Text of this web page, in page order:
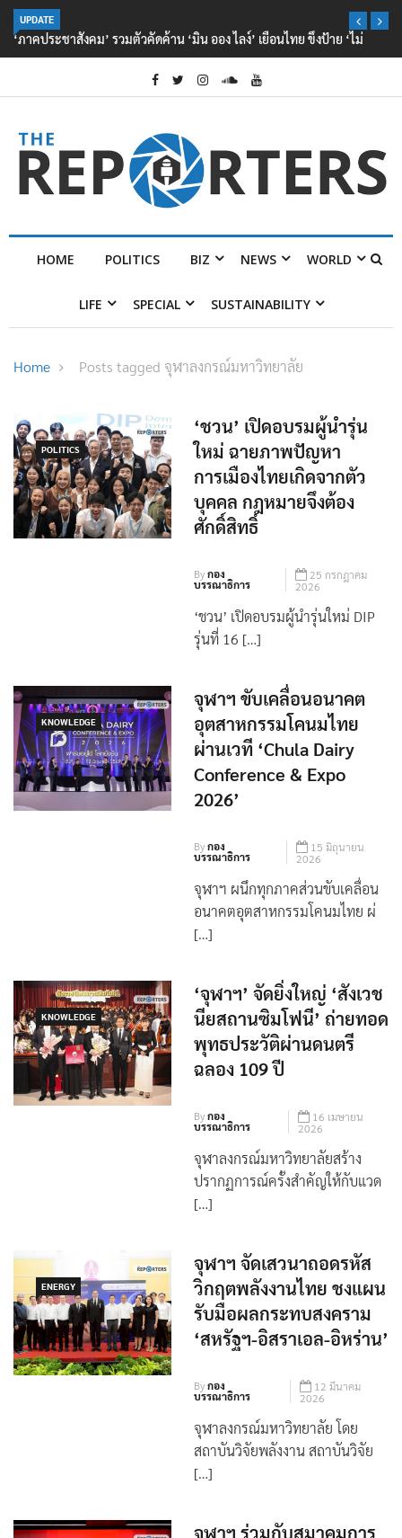
UPDATE
‘ภาคประชาสังคม’ รวมตัวคัดค้าน ‘มิน ออง ไลง์’ เยือนไทย ขึงป้าย ‘ไม่
ต้อนรับอาชญากร’
POLITICS
‘ชวน’ เปิดอบรมผู้นำรุ่น
ใหม่ ฉายภาพปัญหา
การเมืองไทยเกิดจากตัว
บุคคล กฎหมายจึงต้อง
Byกอง
25 กรกฎาคม
2026
‘ชวน’ เปิดอบรมผู้นำรุ่นใหม่ DIP
KNOWLEDGE
จุฬาฯ ขับเคลื่อนอนาคต
อุตสาหกรรมโคนมไทย
ผ่านเวที ‘Chula Dairy
Conference & Expo
Byกอง
15 มิถุนายน
2026
จุฬาฯ ผนึกทุกภาคส่วนขับเคลื่อน
อนาคตอุตสาหกรรมโคนมไทย ผ่
KNOWLEDGE
‘จุฬาฯ’ จัดยิ่งใหญ่ ‘สังเวช
นียสถานซิมโฟนี’ ถ่ายทอด
พุทธประวัติผ่านดนตรี
Byกอง
16 เมษายน
2026
จุฬาลงกรณ์มหาวิทยาลัยสร้าง
ปรากฏการณ์ครั้งสำคัญให้กับแวด
ENERGY
จุฬาฯ จัดเสวนาถอดรหัส
วิกฤตพลังงานไทย ชงแผน
รับมือผลกระทบสงคราม
‘สหรัฐฯ-อิสราเอล-อิหร่าน’
Byกอง
12 มีนาคม
2026
จุฬาลงกรณ์มหาวิทยาลัย โดย
สถาบันวิจัยพลังงาน สถาบันวิจัย